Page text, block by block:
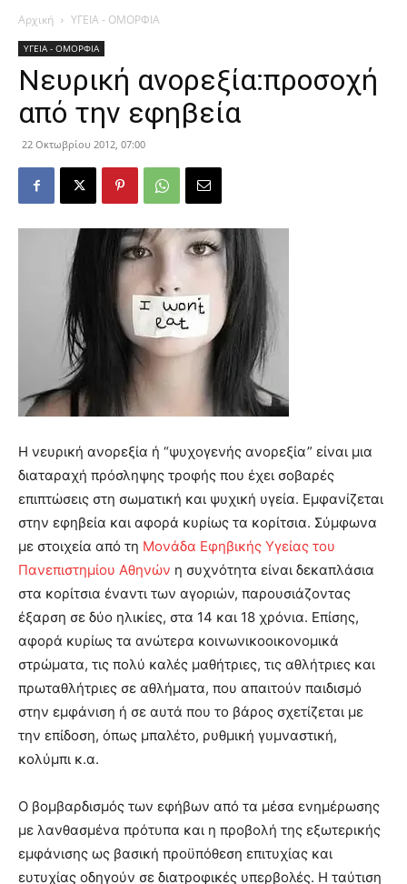
Αρχική ΥΓΕΙΑ - ΟΜΟΡΦΙΑ
ΥΓΕΙΑ - ΟΜΟΡΦΙΑ
Νευρική ανορεξία:προσοχή
από την εφηβεία
22 Οκτωβρίου 2012, 07:00
Η νευρική ανορεξία ή “ψυχογενής ανορεξία” είναι μια
διαταραχή πρόσληψης τροφής που έχει σοβαρές
επιπτώσεις στη σωματική και ψυχική υγεία. Εμφανίζεται
στην εφηβεία και αφορά κυρίως τα κορίτσια. Σύμφωνα
με στοιχεία από τη Μονάδα Εφηβικής Υγείας του
Πανεπιστημίου Αθηνών η συχνότητα είναι δεκαπλάσια
στα κορίτσια έναντι των αγοριών, παρουσιάζοντας
έξαρση σε δύο ηλικίες, στα 14 και 18 χρόνια. Επίσης,
αφορά κυρίως τα ανώτερα κοινωνικοοικονομικά
στρώματα, τις πολύ καλές μαθήτριες, τις αθλήτριες και
πρωταθλήτριες σε αθλήματα, που απαιτούν παιδισμό
στην εμφάνιση ή σε αυτά που το βάρος σχετίζεται με
την επίδοση, όπως μπαλέτο, ρυθμική γυμναστική,
κολύμπι κ.α.
Ο βομβαρδισμός των εφήβων από τα μέσα ενημέρωσης
με λανθασμένα πρότυπα και η προβολή της εξωτερικής
εμφάνισης ως βασική προϋπόθεση επιτυχίας και
ευτυχίας οδηγούν σε διατροφικές υπερβολές. Η ταύτιση